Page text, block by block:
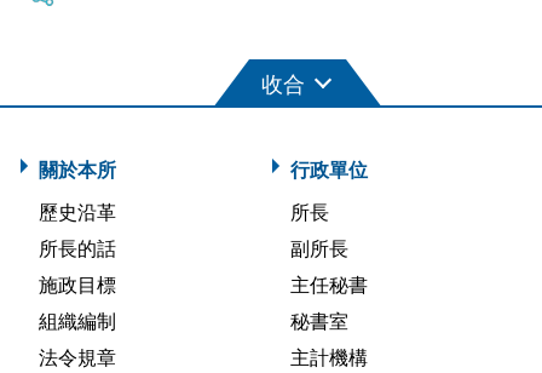
關於本所
歷史沿革
所長的話
施政目標
組織編制
法令規章
行政單位
所長
副所長
主任秘書
秘書室
主計機構